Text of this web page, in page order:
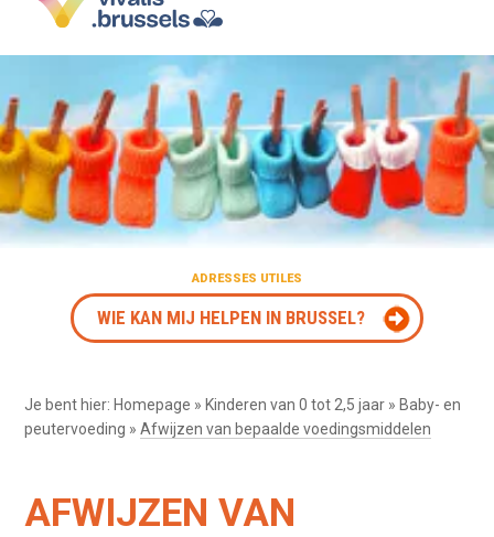
ADRESSES UTILES
WIE KAN MIJ HELPEN IN BRUSSEL?
Je bent hier: Homepage » Kinderen van 0 tot 2,5 jaar » Baby- en
peutervoeding »Afwijzen van bepaalde voedingsmiddelen
AFWIJZEN VAN